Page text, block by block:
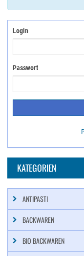
Login
Passwort
KATEGORIEN
ANTIPASTI
BACKWAREN
BIO BACKWAREN